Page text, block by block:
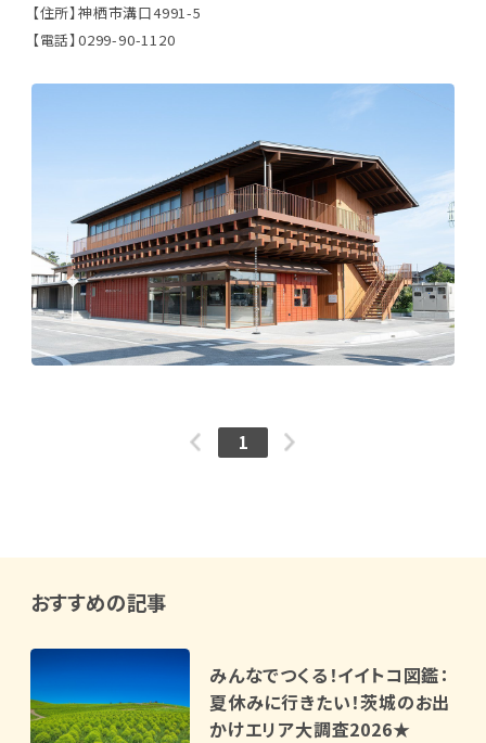
【住所】神栖市溝口4991-5
【電話】0299-90-1120
1
おすすめの記事
みんなでつくる！イイトコ図鑑：
夏休みに行きたい！茨城のお出
かけエリア大調査2026★